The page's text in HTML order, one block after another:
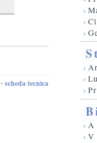
- scheda tecnica
›
›
›
›
›
›
› A
› V